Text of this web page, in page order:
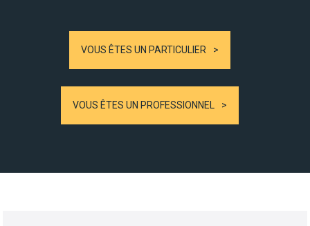
VOUS ÊTES UN PARTICULIER
VOUS ÊTES UN PROFESSIONNEL